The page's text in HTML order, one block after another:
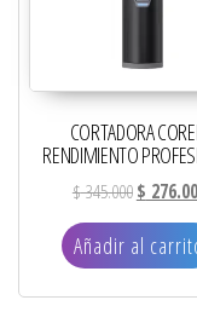
CORTADORA
RENDIMIENTO
$345.000El precio
$
Añadir al